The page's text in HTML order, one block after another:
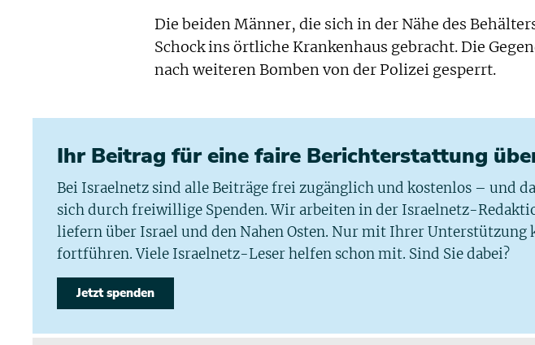
Die beiden Männer, die sich in der Nähe des
Schock ins örtliche Krankenhaus gebracht. Die
nach weiteren Bomben von der Polizei gesperrt.
Ihr Beitrag für eine faire Berichterstattung
Bei Israelnetz sind alle Beiträge frei zugänglich und kostenlos – und
sich durch freiwillige Spenden. Wir arbeiten in der Israelnetz-
liefern über Israel und den Nahen Osten. Nur mit Ihrer Unterstützung
fortführen. Viele Israelnetz-Leser helfen schon mit. Sind Sie dabei?
Jetzt spenden